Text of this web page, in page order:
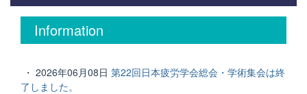
Information
・ 2026年06月08日 第22回日本疲労学会総会・学術集会は終
了しました。